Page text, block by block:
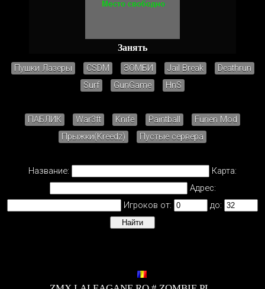
Занять
Пушки Лазеры CSDM ЗОМБИ Jail Break
Deathrun
Surf
GunGame HnS
ПАБЛИК War3ft Knife Paintball
Furien Mod
Прыжки(Kreedz)
Пустые сервера
Название:
Карта:
Адрес:
Игроков от:
до: